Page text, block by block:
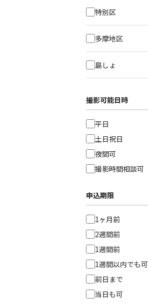
特別区
多摩地区
島しょ
撮影可能日時
平日
土日祝日
夜間可
撮影時間相談可
申込期限
1ヶ月前
2週間前
1週間前
1週間以内でも可
前日まで
当日も可